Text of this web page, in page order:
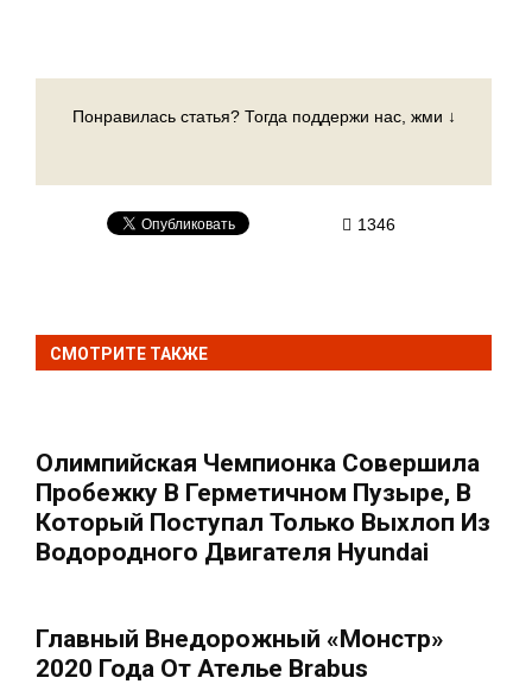
Понравилась статья? Тогда поддержи нас, жми ↓
1346
СМОТРИТЕ ТАКЖЕ
Олимпийская Чемпионка Совершила
Пробежку В Герметичном Пузыре, В
Который Поступал Только Выхлоп Из
Водородного Двигателя Hyundai
Главный Внедорожный «монстр»
2020 Года От Ателье Brabus